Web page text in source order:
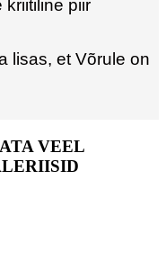
kriitiline piir
lisas, et Võrule on
VEEL